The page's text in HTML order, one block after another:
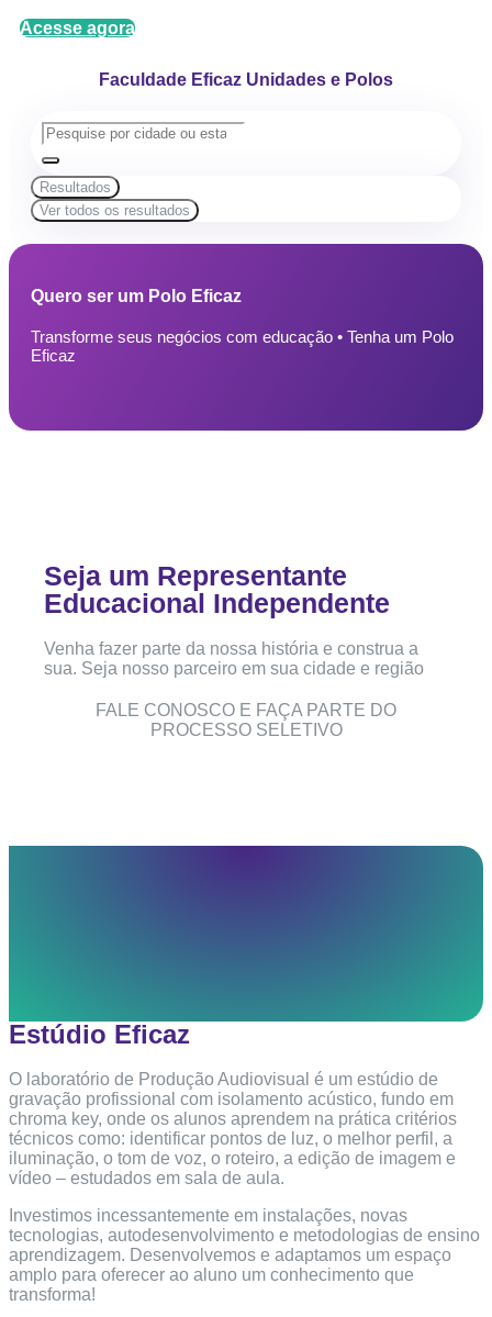
Acesse agora
Faculdade Eficaz Unidades e Polos
Resultados
Ver todos os resultados
Quero ser um Polo Eficaz
Transforme seus negócios com educação • Tenha um Polo
Eficaz
Seja um Representante
Educacional Independente
Venha fazer parte da nossa história e construa a
sua. Seja nosso parceiro em sua cidade e região
FALE CONOSCO E FAÇA PARTE DO
PROCESSO SELETIVO
Estúdio Eficaz
O laboratório de Produção Audiovisual é um estúdio de
gravação profissional com isolamento acústico, fundo em
chroma key, onde os alunos aprendem na prática critérios
técnicos como: identificar pontos de luz, o melhor perfil, a
iluminação, o tom de voz, o roteiro, a edição de imagem e
vídeo – estudados em sala de aula.
Investimos incessantemente em instalações, novas
tecnologias, autodesenvolvimento e metodologias de ensino
aprendizagem. Desenvolvemos e adaptamos um espaço
amplo para oferecer ao aluno um conhecimento que
transforma!